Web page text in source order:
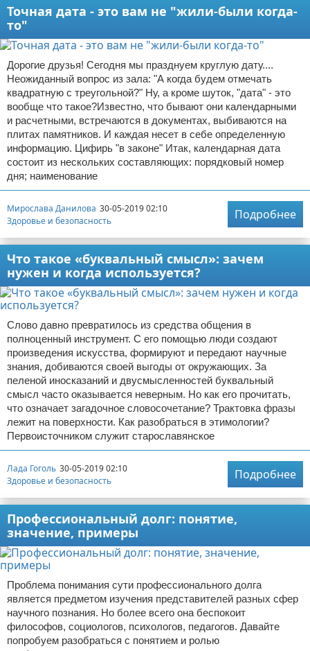
Точная дата - это вам не "жили-были когда-
то"
Дорогие друзья! Сегодня мы празднуем круглую дату....
Неожиданный вопрос из зала: "А когда будем отмечать
квадратную с треугольной?" Ну, а кроме шуток, "дата" - это
вообще что такое?Известно, что бывают они календарными
и расчетными, встречаются в документах, выбиваются на
плитах памятников. И каждая несет в себе определенную
информацию. Цифирь "в законе" Итак, календарная дата
состоит из нескольких составляющих: порядковый номер
дня; наименование
Мирослава Данилова 30-05-2019 02:10
Здоровье и безопасность
Подробнее
Что такое «буквальный смысл»: зачем
нужен и когда используется?
Слово давно превратилось из средства общения в
полноценный инструмент. С его помощью люди создают
произведения искусства, формируют и передают научные
знания, добиваются своей выгоды от окружающих. За
пеленой иносказаний и двусмысленностей буквальный
смысл часто оказывается неверным. Но как его прочитать,
что означает загадочное словосочетание? Трактовка фразы
лежит на поверхности. Как разобраться в этимологии?
Первоисточником служит старославянское
Лада Гоголь 30-05-2019 02:10
Здоровье и безопасность
Подробнее
Профессиональный долг: понятие,
значение, примеры
Проблема понимания сути профессионального долга
является предметом изучения представителей разных сфер
научного познания. Но более всего она беспокоит
философов, социологов, психологов, педагогов. Давайте
попробуем разобраться с понятием и ролью